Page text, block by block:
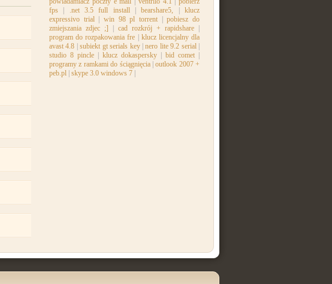
fps
.net 3.5 full install|bearshare5, |klucz
expressivo trial|win 98 pl torrent |pobiesz do
zmiejszania zdjec ;]
cad rozkrój + rapidshare
program do rozpakowania fre
klucz licencjalny dla
avast 4.8 |subiekt gt serials key|nero lite 9.2 serial|
studio 8 pincle
klucz dokaspersky bid comet
programy z ramkami do ściągnięcia|outlook 2007 +
peb.pl skype 3.0 windows 7